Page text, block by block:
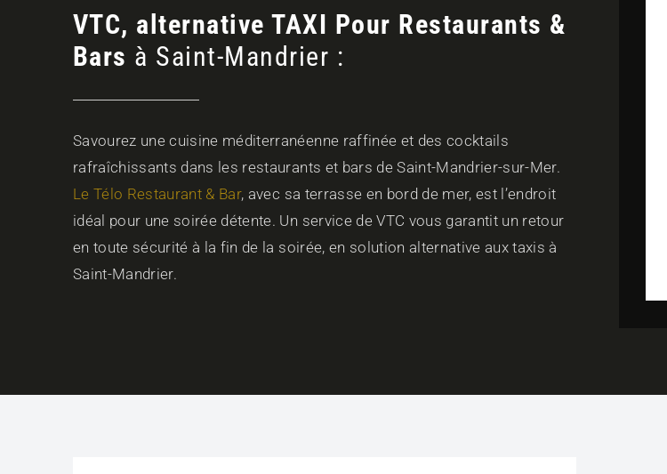
VTC, alternative TAXI Pour Restaurants &
Bars à Saint-Mandrier :
Savourez une cuisine méditerranéenne raffinée et des cocktails
rafraîchissants dans les restaurants et bars de Saint-Mandrier-sur-Mer.
Le Télo Restaurant & Bar, avec sa terrasse en bord de mer, est l’endroit
idéal pour une soirée détente. Un service de VTC vous garantit un retour
en toute sécurité à la fin de la soirée, en solution alternative aux taxis à
Saint-Mandrier.